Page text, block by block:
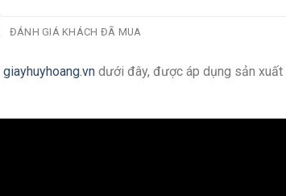
ĐÁNH GIÁ KHÁCH ĐÃ MUA
giayhuyhoang.vn dưới đây, được áp dụng sản xuất